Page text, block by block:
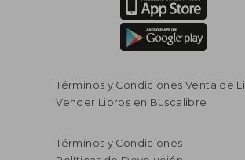
Términos y Condiciones Venta de
Vender Libros en Buscalibre
Términos y Condiciones